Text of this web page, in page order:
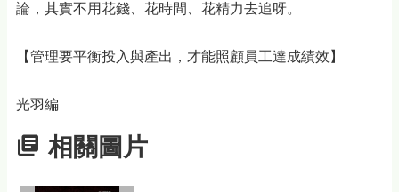
論，其實不用花錢、花時間、花精力去追呀。
【管理要平衡投入與產出，才能照顧員工達成績效】
光羽編
相關圖片